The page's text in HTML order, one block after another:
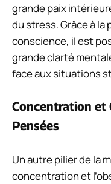
grande paix
du stress. Grâce à
conscience, il est
grande clarté
face aux situations
Concentration et
Pensées
Un autre pilier de la
concentration et